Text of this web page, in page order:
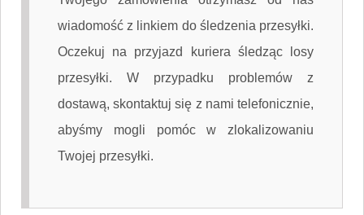
wiadomość z linkiem do śledzenia przesyłki.
Oczekuj na przyjazd kuriera śledząc losy
przesyłki. W przypadku problemów z
dostawą, skontaktuj się z nami telefonicznie,
abyśmy mogli pomóc w zlokalizowaniu
Twojej przesyłki.